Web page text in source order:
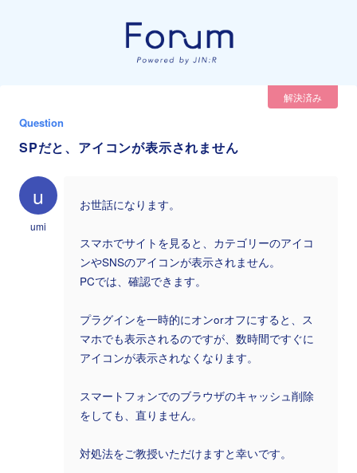
解決済み
Question
SPだと、アイコンが表示されません
u
umi
お世話になります。
スマホでサイトを見ると、カテゴリーのアイコ
ンやSNSのアイコンが表示されません。
PCでは、確認できます。
プラグインを一時的にオンorオフにすると、ス
マホでも表示されるのですが、数時間ですぐに
アイコンが表示されなくなります。
スマートフォンでのブラウザのキャッシュ削除
をしても、直りません。
対処法をご教授いただけますと幸いです。